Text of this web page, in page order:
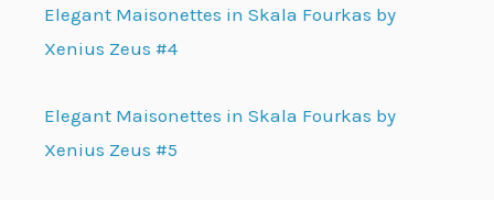
Elegant Maisonettes in Skala Fourkas by
Xenius Zeus #4
Elegant Maisonettes in Skala Fourkas by
Xenius Zeus #5